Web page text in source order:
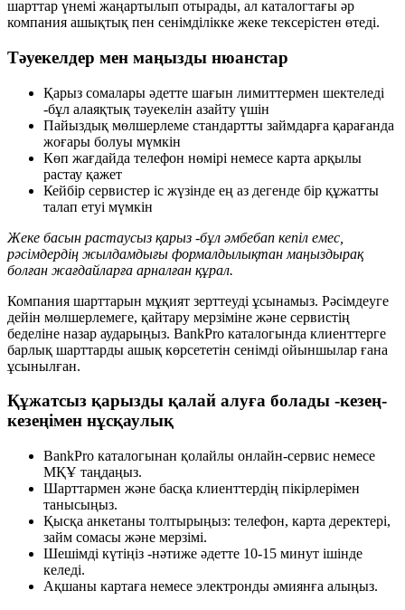
шарттар үнемі жаңартылып отырады, ал каталогтағы әр
компания ашықтық пен сенімділікке жеке тексерістен өтеді.
Тәуекелдер мен маңызды нюанстар
Қарыз сомалары әдетте шағын лимиттермен шектеледі
-бұл алаяқтық тәуекелін азайту үшін
Пайыздық мөлшерлеме стандартты займдарға қарағанда
жоғары болуы мүмкін
Көп жағдайда телефон нөмірі немесе карта арқылы
растау қажет
Кейбір сервистер іс жүзінде ең аз дегенде бір құжатты
талап етуі мүмкін
Жеке басын растаусыз қарыз -бұл әмбебап кепіл емес,
рәсімдердің жылдамдығы формалдылықтан маңыздырақ
болған жағдайларға арналған құрал.
Компания шарттарын мұқият зерттеуді ұсынамыз. Рәсімдеуге
дейін мөлшерлемеге, қайтару мерзіміне және сервистің
беделіне назар аударыңыз. BankPro каталогында клиенттерге
барлық шарттарды ашық көрсететін сенімді ойыншылар ғана
ұсынылған.
Құжатсыз қарызды қалай алуға болады -кезең-
кезеңімен нұсқаулық
BankPro каталогынан қолайлы онлайн-сервис немесе
МҚҰ таңдаңыз.
Шарттармен және басқа клиенттердің пікірлерімен
танысыңыз.
Қысқа анкетаны толтырыңыз: телефон, карта деректері,
займ сомасы және мерзімі.
Шешімді күтіңіз -нәтиже әдетте 10-15 минут ішінде
келеді.
Ақшаны картаға немесе электронды әмиянға алыңыз.